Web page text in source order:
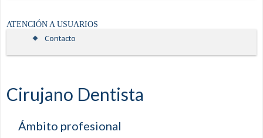
ATENCIÓN A USUARIOS
Contacto
Cirujano Dentista
Ámbito profesional